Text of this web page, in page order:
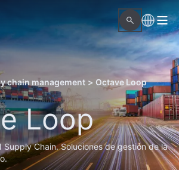
chain management > Octave Loop
Loop
Supply Chain. Soluciones de gestión de la